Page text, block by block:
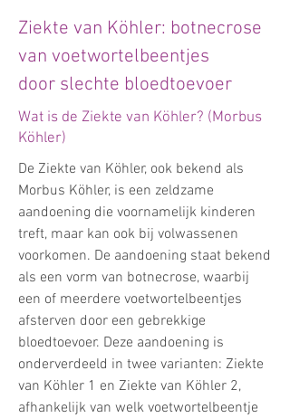
Ziekte van Köhler: botnecrose
van voetwortelbeentjes
door slechte bloedtoevoer
Wat is de Ziekte van Köhler? (Morbus
Köhler)
De Ziekte van Köhler, ook bekend als
Morbus Köhler, is een zeldzame
aandoening die voornamelijk kinderen
treft, maar kan ook bij volwassenen
voorkomen. De aandoening staat bekend
als een vorm van botnecrose, waarbij
een of meerdere voetwortelbeentjes
afsterven door een gebrekkige
bloedtoevoer. Deze aandoening is
onderverdeeld in twee varianten: Ziekte
van Köhler 1 en Ziekte van Köhler 2,
afhankelijk van welk voetwortelbeentje